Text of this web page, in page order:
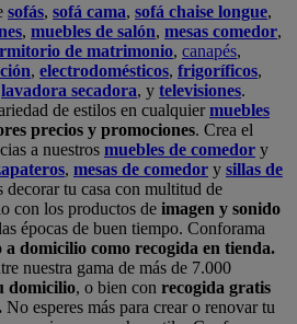
sofás, sofá cama, sofá chaise longue,
, muebles de salón, mesas comedor,
de matrimonio, canapés,
, electrodomésticos, frigoríficos,
lavadora secadora, y televisiones.
de estilos en cualquiermuebles
precios y promociones. Crea el
a nuestros muebles de comedor y
, mesas de comedor y sillas de
decorar tu casa con multitud de
con los productos de imagen y sonido
épocas de buen tiempo. Conforama
a domicilio como recogida en tienda.
nuestra gama de más de 7.000
domicilio, o bien con recogida gratis
No esperes más para crear o renovar tu